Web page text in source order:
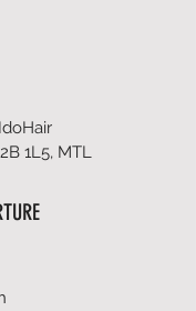
1L5, MTL